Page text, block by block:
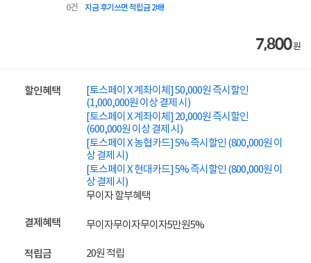
0건 지금 후기쓰면 적립금 2배!
7,800원
할인혜택
[토스페이 X 계좌이체] 50,000원 즉시할인
(1,000,000원 이상 결제 시)
[토스페이 X 계좌이체] 20,000원 즉시할인
(600,000원 이상 결제 시)
[토스페이 X 농협카드] 5% 즉시할인 (800,000원 이
상 결제 시)
[토스페이 X 현대카드] 5% 즉시할인 (800,000원 이
상 결제 시)
무이자 할부혜택
결제혜택 무이자무이자무이자5만원5%
적립금 20원 적립